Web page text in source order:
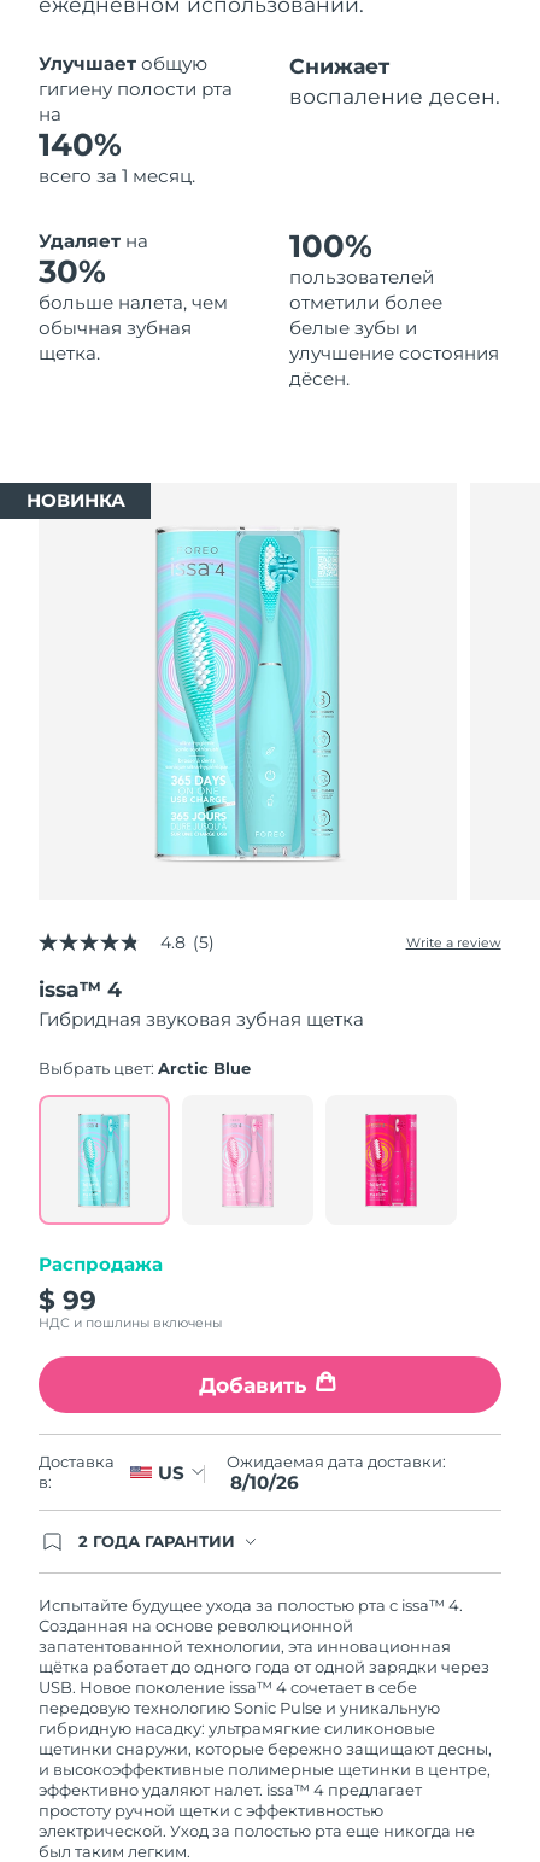
Улучшает общую
гигиену полости рта
на
140%
всего за 1 месяц.
Снижает
воспаление десен.
Удаляет на
30%
больше налета, чем
обычная зубная
щетка.
100%
пользователей
отметили более
белые зубы и
улучшение состояния
дёсен.
НОВИНКА
4.8
of
5
stars,
rating
Read
Reviews.
Same
page
4.8 (5) Write a review
issa™ 4
Гибридная звуковая зубная щетка
Выбрать цвет:Arctic Blue
Распродажа
$ 99
НДС и пошлины включены
Добавить
Доставка
в:
US Ожидаемая дата доставки:
8/10/26
2 ГОДА ГАРАНТИИ
Это означает, что если в течение 2-х лет со дня
покупки с продуктом возникнут проблемы,
FOREO заменит его бесплатно.
Испытайте будущее ухода за полостью рта с issa™ 4.
Созданная на основе революционной
запатентованной технологии, эта инновационная
щётка работает до одного года от одной зарядки через
USB. Новое поколение issa™ 4 сочетает в себе
передовую технологию Sonic Pulse и уникальную
гибридную насадку: ультрамягкие силиконовые
щетинки снаружи, которые бережно защищают десны,
и высокоэффективные полимерные щетинки в центре,
эффективно удаляют налет. issa™ 4 предлагает
простоту ручной щетки с эффективностью
электрической. Уход за полостью рта еще никогда не
был таким легким.
Турция
Ожидаемая дата доставки
Великобритания
Ожидаемая дата доставки
Соединенные
Штаты
Ожидаемая дата доставки
10/08/26
Вьетнам